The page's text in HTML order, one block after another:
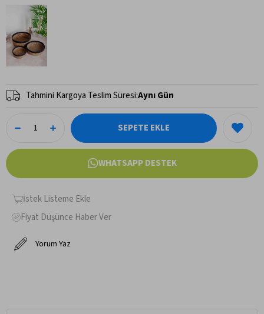
Tahmini Kargoya Teslim Süresi:Aynı Gün
WHATSAPP DESTEK
İstek Listeme Ekle
Fiyat Düşünce Haber Ver
Yorum Yaz